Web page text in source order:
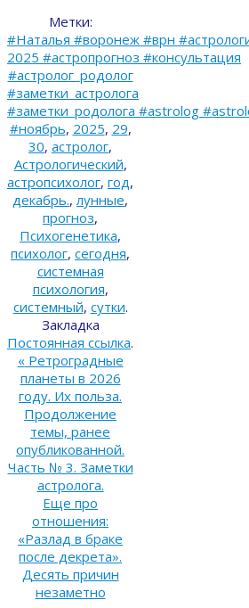
Метки:
#Наталья #воронеж #врн
2025 #астропрогноз #консультация
#астролог_родолог
#заметки_астролога
#заметки_родолога #astrolog
#ноябрь, 2025, 29,
30, астролог,
Астрологический,
астропсихолог, год,
декабрь., лунные,
прогноз,
Психогенетика,
психолог, сегодня,
системная
психология,
системный, сутки.
Закладка
Постоянная ссылка.
«Ретроградные
планеты в 2026
году. Их польза.
Продолжение
темы, ранее
опубликованной.
Часть № 3. Заметки
астролога.
Еще про
отношения:
«Разлад в браке
после декрета».
Десять причин
незаметно